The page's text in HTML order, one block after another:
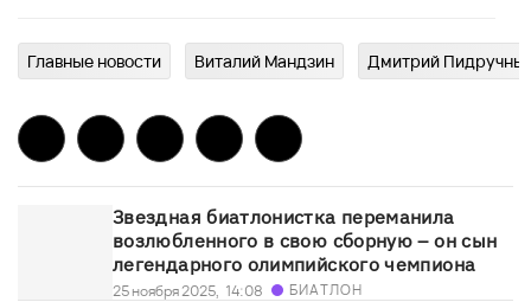
Главныe новости Виталий Мандзин Дмитрий
Звездная биатлонистка переманила
возлюбленного в свою сборную – он сын
легендарного олимпийского чемпиона
25 ноября 2025, 14:08 БИАТЛОН